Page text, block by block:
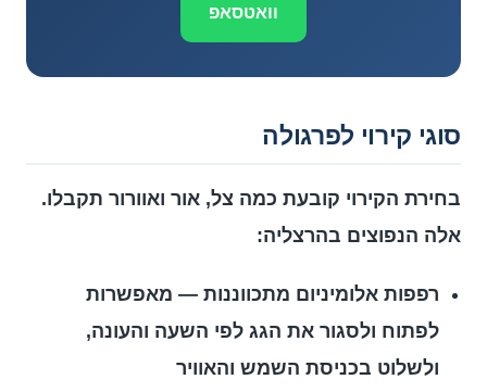
וואטסאפ
סוגי קירוי לפרגולה
בחירת הקירוי קובעת כמה צל, אור ואוורור תקבלו.
אלה הנפוצים בהרצליה:
רפפות אלומיניום מתכווננות — מאפשרות
לפתוח ולסגור את הגג לפי השעה והעונה,
ולשלוט בכניסת השמש והאוויר